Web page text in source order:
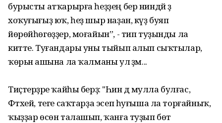
бурысты атҡарырға һеҙҙең бер ниндәй ҙә
хоҡуғығыҙ юҡ, һеҙ шыр наҙан, күҙ буяп
йөрөйһөгөҙҙер, моғайын”, - тип туҙынды ла
китте. Туғандары уны тыйып алып сыҡтылар,
ҡөрьән ашына ла ҡалманы ул әҙәм...
Тиҫтерҙәре ҡайһы берҙә: "Һин дә мулла булғас,
Фәтхей, теге саҡтарҙа эсеп һуғыша ла торғайныҡ,
ҡыҙҙар өсөн талашып, ҡанға туҙып бөтә